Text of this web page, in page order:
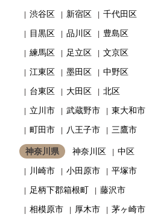
渋谷区
新宿区
千代田区
目黒区
品川区
豊島区
練馬区
足立区
文京区
江東区
墨田区
中野区
台東区
大田区
北区
立川市
武蔵野市
東大和市
町田市
八王子市 三鷹市
神奈川県 神奈川区
中区
川崎市
小田原市
平塚市
足柄下郡箱根町
藤沢市
相模原市
厚木市
茅ヶ崎市